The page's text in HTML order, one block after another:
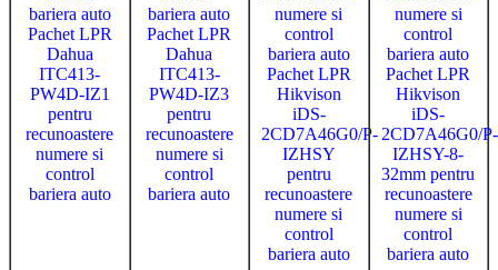
Pachet LPR
Dahua
ITC413-
PW4D-IZ1
pentru
recunoastere
numere si
control
bariera auto
Pachet LPR
Dahua
ITC413-
PW4D-IZ3
pentru
recunoastere
numere si
control
bariera auto
Pachet LPR
Hikvison
iDS-
2CD7A46G0/P-
IZHSY
pentru
recunoastere
numere si
control
bariera auto
Pachet LPR
Hikvison
iDS-
2CD7A46G0/P-
IZHSY-8-
32mm pentru
recunoastere
numere si
control
bariera auto